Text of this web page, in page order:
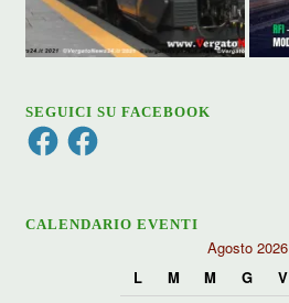
SEGUICI SU FACEBOOK
FacebookFacebook
CALENDARIO EVENTI
Agosto 2026
L
M M G V